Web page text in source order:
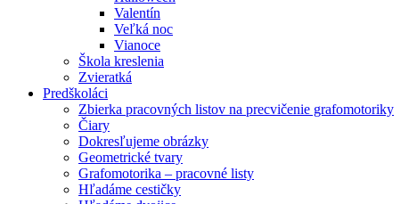
Valentín
Veľká noc
Vianoce
Škola kreslenia
Zvieratká
Predškoláci
Zbierka pracovných listov na precvičenie grafomotoriky
Čiary
Dokresľujeme obrázky
Geometrické tvary
Grafomotorika – pracovné listy
Hľadáme cestičky